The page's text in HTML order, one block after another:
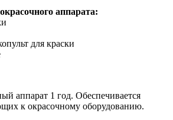
аппарата:
для краски
аппарат 1 год. Обеспечивается
к окрасочному оборудованию.